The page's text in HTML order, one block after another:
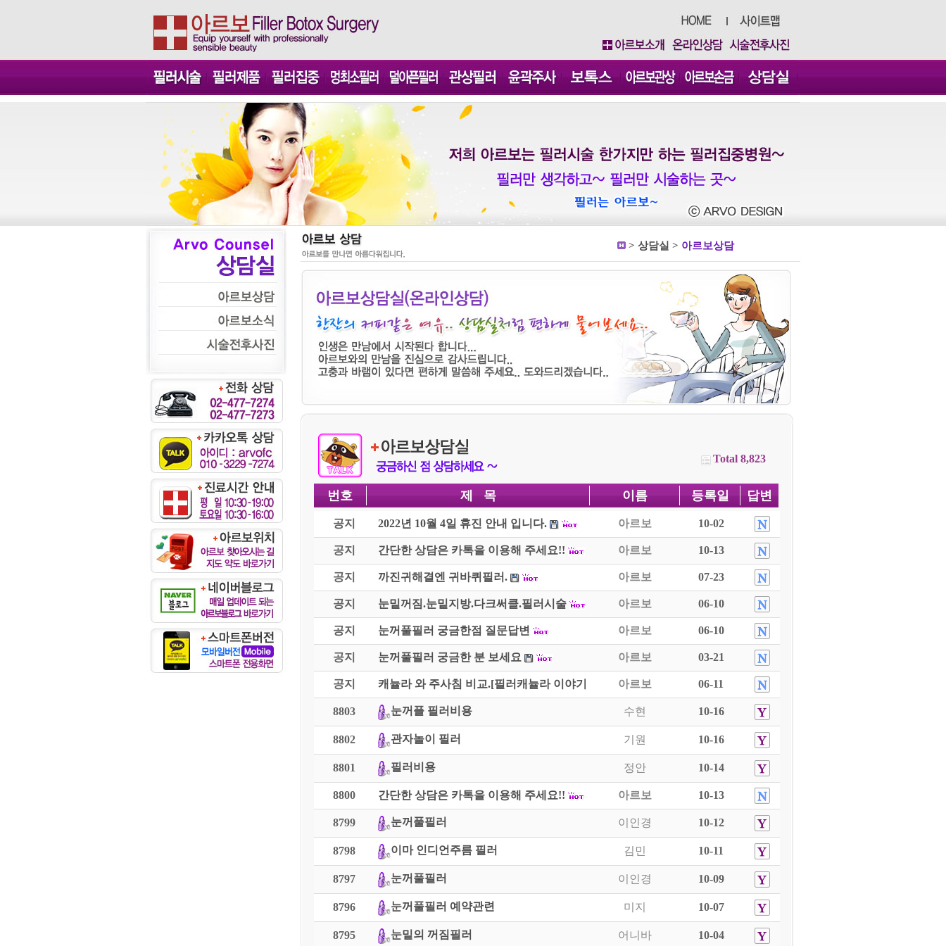
> 상담실 > 아르보상담
Total 8,823
번호 제 목 이름 등록일 답변
공지 2022년 10월 4일 휴진 안내 입니다. 아르보 10-02
공지 간단한 상담은 카톡을 이용해 주세요!! 아르보 10-13
공지 까진귀해결엔 귀바퀴필러. 아르보 07-23
공지 눈밑꺼짐.눈밑지방.다크써클.필러시술 아르보 06-10
공지 눈꺼풀필러 궁금한점 질문답변 아르보 06-10
공지 눈꺼풀필러 궁금한 분 보세요 아르보 03-21
공지 캐뉼라 와 주사침 비교.[필러캐뉼라 이야기] 아르보 06-11
8803 눈꺼플 필러비용 수현 10-16
8802 관자놀이 필러 기원 10-16
8801 필러비용 정안 10-14
8800 간단한 상담은 카톡을 이용해 주세요!! 아르보 10-13
8799 눈꺼풀필러 이인경 10-12
8798 이마 인디언주름 필러 김민 10-11
8797 눈꺼풀필러 이인경 10-09
8796 눈꺼풀필러 예약관련 미지 10-07
8795 눈밑의 꺼짐필러 어니바 10-04